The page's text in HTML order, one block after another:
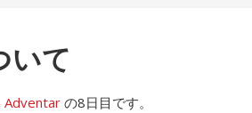
いて
Adventar の8日目です。